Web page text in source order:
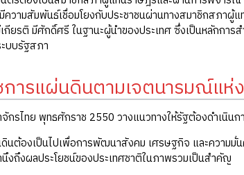
วามสัมพันธ์เชื่อมโยงกับประชาชนผ่านทางสมาชิกสภาผู้
ยรติ มีศักดิ์ศรี ในฐานะผู้นำของประเทศ ซึ่งเป็นหลักกา
บบรัฐสภา
การแผ่นดินตามเจตนารมณ์แ
รไทย พุทธศักราช 2550 วางแนวทางให้รัฐต้องดำเนิน
นต้องเป็นไปเพื่อการพัฒนาสังคม เศรษฐกิจ และความมั่
งถึงผลประโยชน์ของประเทศชาติในภาพรวมเป็นสำคัญ